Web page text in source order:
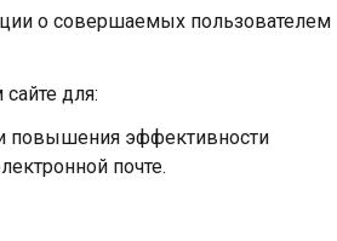
о совершаемых пользователем
для:
повышения эффективности
почте.